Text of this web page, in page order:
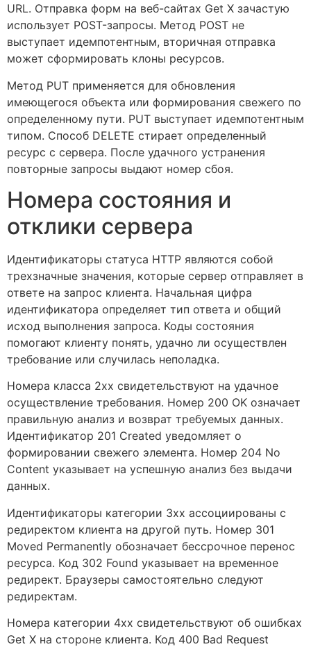
URL. Отправка форм на веб-сайтах Get X зачастую
использует POST-запросы. Метод POST не
выступает идемпотентным, вторичная отправка
может сформировать клоны ресурсов.
Метод PUT применяется для обновления
имеющегося объекта или формирования свежего по
определенному пути. PUT выступает идемпотентным
типом. Способ DELETE стирает определенный
ресурс с сервера. После удачного устранения
повторные запросы выдают номер сбоя.
Номера состояния и
отклики сервера
Идентификаторы статуса HTTP являются собой
трехзначные значения, которые сервер отправляет в
ответе на запрос клиента. Начальная цифра
идентификатора определяет тип ответа и общий
исход выполнения запроса. Коды состояния
помогают клиенту понять, удачно ли осуществлен
требование или случилась неполадка.
Номера класса 2xx свидетельствуют на удачное
осуществление требования. Номер 200 OK означает
правильную анализ и возврат требуемых данных.
Идентификатор 201 Created уведомляет о
формировании свежего элемента. Номер 204 No
Content указывает на успешную анализ без выдачи
данных.
Идентификаторы категории 3xx ассоциированы с
редиректом клиента на другой путь. Номер 301
Moved Permanently обозначает бессрочное перенос
ресурса. Код 302 Found указывает на временное
редирект. Браузеры самостоятельно следуют
редиректам.
Номера категории 4xx свидетельствуют об ошибках
Get X на стороне клиента. Код 400 Bad Request